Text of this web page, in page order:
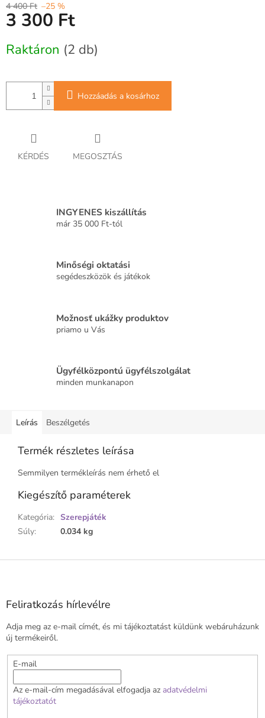
4 400 Ft –25 %
3 300 Ft
Raktáron (2 db)
Hozzáadás a kosárhoz
KÉRDÉS MEGOSZTÁS
INGYENES kiszállítás
már 35 000 Ft-tól
Minőségi oktatási
segédeszközök és játékok
Možnosť ukážky produktov
priamo u Vás
Ügyfélközpontú ügyfélszolgálat
minden munkanapon
Leírás Beszélgetés
Termék részletes leírása
Semmilyen termékleírás nem érhető el
Kiegészítő paraméterek
Kategória: Szerepjáték
Súly: 0.034 kg
L
Feliratkozás hírlevélre
Adja meg az e-mail címét, és mi tájékoztatást küldünk webáruházunk
új termékeiről.
E-mail
Az e-mail-cím megadásával elfogadja az adatvédelmi
tájékoztatót